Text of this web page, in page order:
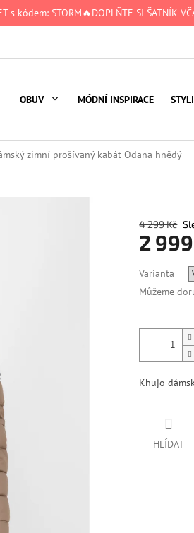
s kódem: STORM🔥DOPLŇTE SI ŠATNÍK
OBUV MÓDNÍ INSPIRACE
zimní prošívaný kabát Odana hnědý
4 299 Kč
2
cena:
Varianta
Můžeme
Khujo
HLÍDAT